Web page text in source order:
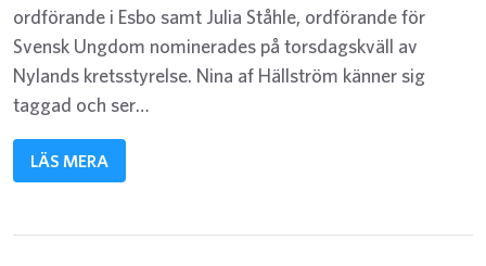
ordförande i Esbo samt Julia Ståhle, ordförande för
Svensk Ungdom nominerades på torsdagskväll av
Nylands kretsstyrelse. Nina af Hällström känner sig
taggad och ser…
LÄS MERA